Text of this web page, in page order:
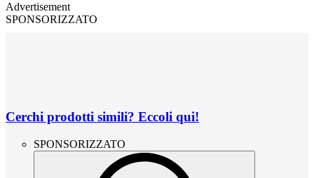
Advertisement
SPONSORIZZATO
Cerchi prodotti simili? Eccoli qui!
SPONSORIZZATO